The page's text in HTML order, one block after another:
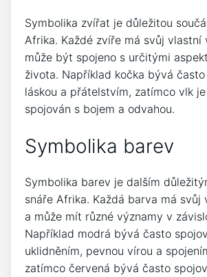
Symbolika zvířat je důležitou
Afrika. Každé zvíře má svůj vlastní
může být spojeno s určitými
života. Například kočka bývá
láskou a přátelstvím, zatímco vlk
spojován s bojem a odvahou.
Symbolika barev
Symbolika barev je dalším
snáře Afrika. Každá barva má svůj
a může mít různé významy v
Například modrá bývá často
uklidněním, pevnou vírou a
zatímco červená bývá často